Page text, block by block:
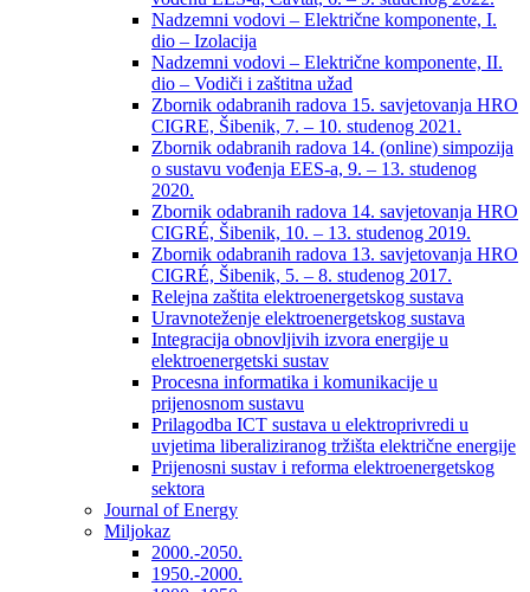
Nadzemni vodovi – Električne komponente, I.
dio – Izolacija
Nadzemni vodovi – Električne komponente, II.
dio – Vodiči i zaštitna užad
Zbornik odabranih radova 15. savjetovanja HRO
CIGRE, Šibenik, 7. – 10. studenog 2021.
Zbornik odabranih radova 14. (online) simpozija
o sustavu vođenja EES-a, 9. – 13. studenog
2020.
Zbornik odabranih radova 14. savjetovanja HRO
CIGRÉ, Šibenik, 10. – 13. studenog 2019.
Zbornik odabranih radova 13. savjetovanja HRO
CIGRÉ, Šibenik, 5. – 8. studenog 2017.
Relejna zaštita elektroenergetskog sustava
Uravnoteženje elektroenergetskog sustava
Integracija obnovljivih izvora energije u
elektroenergetski sustav
Procesna informatika i komunikacije u
prijenosnom sustavu
Prilagodba ICT sustava u elektroprivredi u
uvjetima liberaliziranog tržišta električne energije
Prijenosni sustav i reforma elektroenergetskog
sektora
Journal of Energy
Miljokaz
2000.-2050.
1950.-2000.